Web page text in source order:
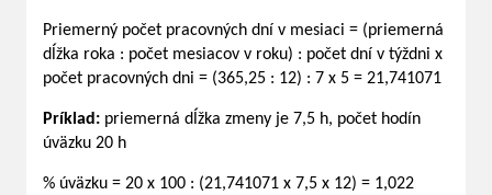
Priemerný počet pracovných dní v mesiaci = (priemerná
dĺžka roka : počet mesiacov v roku) : počet dní v týždni x
počet pracovných dni = (365,25 : 12) : 7 x 5 = 21,741071
Príklad: priemerná dĺžka zmeny je 7,5 h, počet hodín
úväzku 20 h
% úväzku = 20 x 100 : (21,741071 x 7,5 x 12) = 1,022